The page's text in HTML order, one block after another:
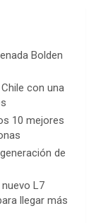
Bolden
con una
10 mejores
de
L7
llegar más